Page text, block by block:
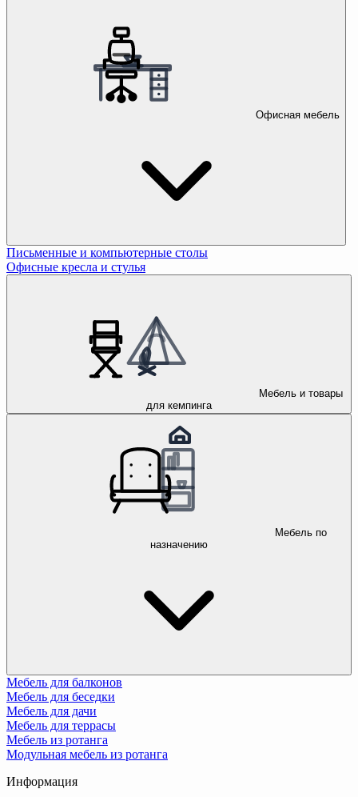
Офисная мебель
Письменные и компьютерные столы
Офисные кресла и стулья
Мебель и товары
для кемпинга
Мебель по
назначению
Мебель для балконов
Мебель для беседки
Мебель для дачи
Мебель для террасы
Мебель из ротанга
Модульная мебель из ротанга
Информация